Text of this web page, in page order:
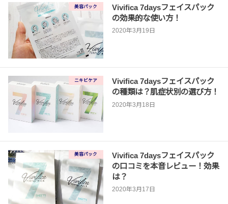
美容パック
Vivifica 7daysフェイスパック
の効果的な使い方！
2020年3月19日
ニキビケア
Vivifica 7daysフェイスパック
の種類は？肌症状別の選び方！
2020年3月18日
美容パック
Vivifica 7daysフェイスパック
の口コミを本音レビュー！効果
は？
2020年3月17日